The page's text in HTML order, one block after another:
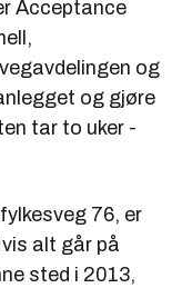
Acceptance
og
og gjøre
tar to uker -
76, er
alt går på
sted i 2013,